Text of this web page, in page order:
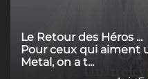
Le Retour des Héros ...
Pour ceux qui aiment
Metal, on a t...